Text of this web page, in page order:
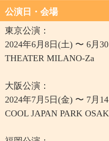
公演日・会場
東京公演：
2024年6月8日(土) 〜 6月
THEATER MILANO-Za
大阪公演：
2024年7月5日(金) 〜 7月
COOL JAPAN PARK